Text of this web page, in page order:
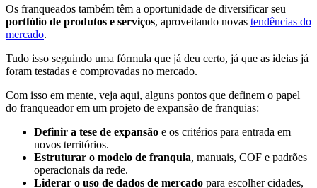
Os franqueados também têm a oportunidade de diversificar seu
portfólio de produtos e serviços, aproveitando novas tendências do
mercado.
Tudo isso seguindo uma fórmula que já deu certo, já que as ideias já
foram testadas e comprovadas no mercado.
Com isso em mente, veja aqui, alguns pontos que definem o papel
do franqueador em um projeto de expansão de franquias:
Definir a tese de expansão e os critérios para entrada em
novos territórios.
Estruturar o modelo de franquia, manuais, COF e padrões
operacionais da rede.
Liderar o uso de dados de mercado para escolher cidades,